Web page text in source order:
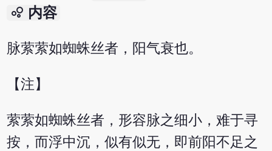
bubble_chart 内容
脉萦萦如蜘蛛丝者，阳气衰也。
【注】
萦萦如蜘蛛丝者，形容脉之细小，难于寻
按，而浮中沉，似有似无，即前阳不足之